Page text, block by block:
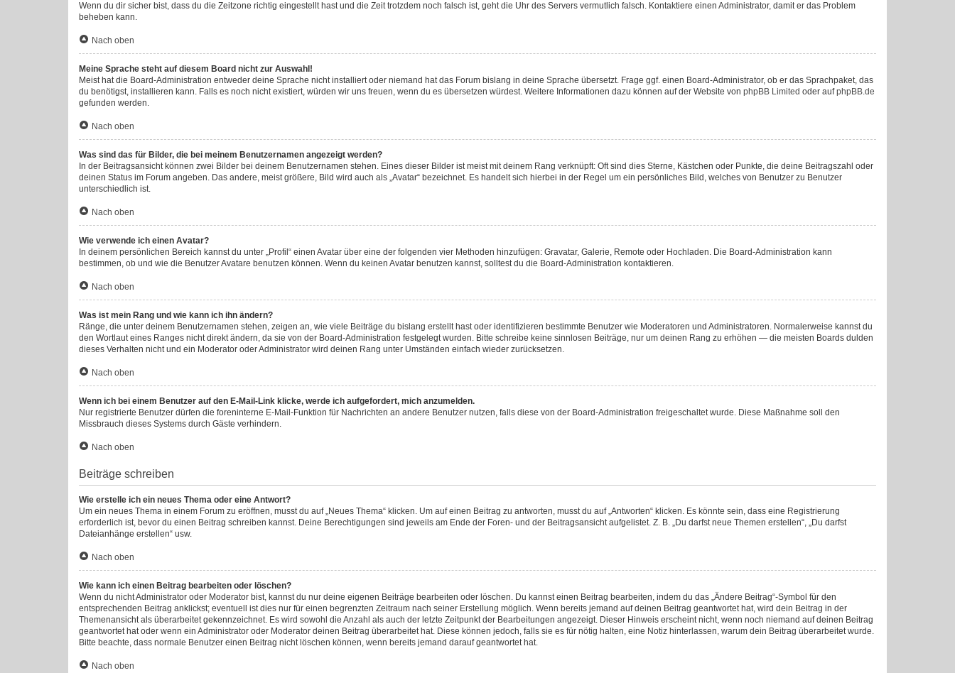
Wenn du dir sicher bist, dass du die Zeitzone richtig eingestellt hast und die Zeit trotzdem noch falsch ist, geht die Uhr des Servers vermutlich falsch. Kontaktiere einen Administrator, damit er das Problem
beheben kann.
Nach oben
Meine Sprache steht auf diesem Board nicht zur Auswahl!
Meist hat die Board-Administration entweder deine Sprache nicht installiert oder niemand hat das Forum bislang in deine Sprache übersetzt. Frage ggf. einen Board-Administrator, ob er das Sprachpaket, das
du benötigst, installieren kann. Falls es noch nicht existiert, würden wir uns freuen, wenn du es übersetzen würdest. Weitere Informationen dazu können auf der Website von phpBB Limited oder aufphpBB.de
gefunden werden.
Nach oben
Was sind das für Bilder, die bei meinem Benutzernamen angezeigt werden?
In der Beitragsansicht können zwei Bilder bei deinem Benutzernamen stehen. Eines dieser Bilder ist meist mit deinem Rang verknüpft: Oft sind dies Sterne, Kästchen oder Punkte, die deine Beitragszahl oder
deinen Status im Forum angeben. Das andere, meist größere, Bild wird auch als „Avatar“ bezeichnet. Es handelt sich hierbei in der Regel um ein persönliches Bild, welches von Benutzer zu Benutzer
unterschiedlich ist.
Nach oben
Wie verwende ich einen Avatar?
In deinem persönlichen Bereich kannst du unter „Profil“ einen Avatar über eine der folgenden vier Methoden hinzufügen: Gravatar, Galerie, Remote oder Hochladen. Die Board-Administration kann
bestimmen, ob und wie die Benutzer Avatare benutzen können. Wenn du keinen Avatar benutzen kannst, solltest du die Board-Administration kontaktieren.
Nach oben
Was ist mein Rang und wie kann ich ihn ändern?
Ränge, die unter deinem Benutzernamen stehen, zeigen an, wie viele Beiträge du bislang erstellt hast oder identifizieren bestimmte Benutzer wie Moderatoren und Administratoren. Normalerweise kannst du
den Wortlaut eines Ranges nicht direkt ändern, da sie von der Board-Administration festgelegt wurden. Bitte schreibe keine sinnlosen Beiträge, nur um deinen Rang zu erhöhen — die meisten Boards dulden
dieses Verhalten nicht und ein Moderator oder Administrator wird deinen Rang unter Umständen einfach wieder zurücksetzen.
Nach oben
Wenn ich bei einem Benutzer auf den E-Mail-Link klicke, werde ich aufgefordert, mich anzumelden.
Nur registrierte Benutzer dürfen die foreninterne E-Mail-Funktion für Nachrichten an andere Benutzer nutzen, falls diese von der Board-Administration freigeschaltet wurde. Diese Maßnahme soll den
Missbrauch dieses Systems durch Gäste verhindern.
Nach oben
Beiträge schreiben
Wie erstelle ich ein neues Thema oder eine Antwort?
Um ein neues Thema in einem Forum zu eröffnen, musst du auf „Neues Thema“ klicken. Um auf einen Beitrag zu antworten, musst du auf „Antworten“ klicken. Es könnte sein, dass eine Registrierung
erforderlich ist, bevor du einen Beitrag schreiben kannst. Deine Berechtigungen sind jeweils am Ende der Foren- und der Beitragsansicht aufgelistet. Z. B. „Du darfst neue Themen erstellen“, „Du darfst
Dateianhänge erstellen“ usw.
Nach oben
Wie kann ich einen Beitrag bearbeiten oder löschen?
Wenn du nicht Administrator oder Moderator bist, kannst du nur deine eigenen Beiträge bearbeiten oder löschen. Du kannst einen Beitrag bearbeiten, indem du das „Ändere Beitrag“-Symbol für den
entsprechenden Beitrag anklickst; eventuell ist dies nur für einen begrenzten Zeitraum nach seiner Erstellung möglich. Wenn bereits jemand auf deinen Beitrag geantwortet hat, wird dein Beitrag in der
Themenansicht als überarbeitet gekennzeichnet. Es wird sowohl die Anzahl als auch der letzte Zeitpunkt der Bearbeitungen angezeigt. Dieser Hinweis erscheint nicht, wenn noch niemand auf deinen Beitrag
geantwortet hat oder wenn ein Administrator oder Moderator deinen Beitrag überarbeitet hat. Diese können jedoch, falls sie es für nötig halten, eine Notiz hinterlassen, warum dein Beitrag überarbeitet wurde.
Bitte beachte, dass normale Benutzer einen Beitrag nicht löschen können, wenn bereits jemand darauf geantwortet hat.
Nach oben